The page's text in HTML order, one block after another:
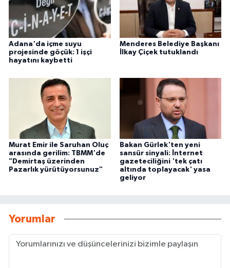
Adana'da içme suyu
projesinde göçük: 1 işçi
hayatını kaybetti
Menderes Belediye Başkanı
İlkay Çiçek tutuklandı
Murat Emir ile Saruhan Oluç
arasında gerilim: TBMM'de
"Demirtaş üzerinden
Pazarlık yürütüyorsunuz"
Bakan Gürlek'ten yeni
sansür sinyali: İnternet
gazeteciliğini 'tek çatı
altında toplayacak' yasa
geliyor
Yorumlar